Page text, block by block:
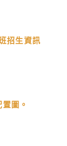
招生資訊
圖。